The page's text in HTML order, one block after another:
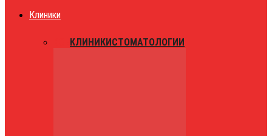
Клиники
КЛИНИКИСТОМАТОЛОГИИ